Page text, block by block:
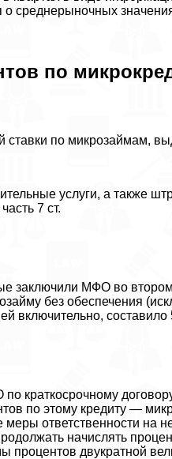
по
ставки по микрозаймам,
услуги, а также
7 ст.
заключили МФО во
без обеспечения
включительно,
краткосрочному
по этому кредиту —
ответственности на
начислять
двукратной